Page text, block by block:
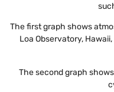
The first graph shows
Loa Observatory,
The second graph